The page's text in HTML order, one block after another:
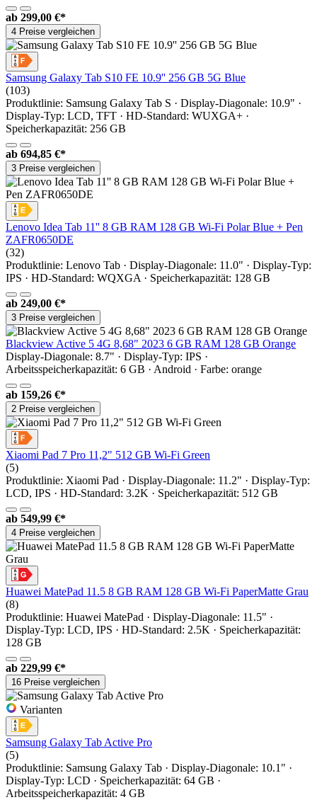
ab 299,00 €*
4 Preise vergleichen
Samsung Galaxy Tab S10 FE 10.9'' 256 GB 5G Blue
(103)
Produktlinie: Samsung Galaxy Tab S · Display-Diagonale: 10.9" ·
Display-Typ: LCD, TFT · HD-Standard: WUXGA+ ·
Speicherkapazität: 256 GB
ab 694,85 €*
3 Preise vergleichen
Lenovo Idea Tab 11'' 8 GB RAM 128 GB Wi-Fi Polar Blue + Pen
ZAFR0650DE
(32)
Produktlinie: Lenovo Tab · Display-Diagonale: 11.0" · Display-Typ:
IPS · HD-Standard: WQXGA · Speicherkapazität: 128 GB
ab 249,00 €*
3 Preise vergleichen
Blackview Active 5 4G 8,68" 2023 6 GB RAM 128 GB Orange
Display-Diagonale: 8.7" · Display-Typ: IPS ·
Arbeitsspeicherkapazität: 6 GB · Android · Farbe: orange
ab 159,26 €*
2 Preise vergleichen
Xiaomi Pad 7 Pro 11,2" 512 GB Wi-Fi Green
(5)
Produktlinie: Xiaomi Pad · Display-Diagonale: 11.2" · Display-Typ:
LCD, IPS · HD-Standard: 3.2K · Speicherkapazität: 512 GB
ab 549,99 €*
4 Preise vergleichen
Huawei MatePad 11.5 8 GB RAM 128 GB Wi-Fi PaperMatte Grau
(8)
Produktlinie: Huawei MatePad · Display-Diagonale: 11.5" ·
Display-Typ: LCD, IPS · HD-Standard: 2.5K · Speicherkapazität:
128 GB
ab 229,99 €*
16 Preise vergleichen
Varianten
Samsung Galaxy Tab Active Pro
(5)
Produktlinie: Samsung Galaxy Tab · Display-Diagonale: 10.1" ·
Display-Typ: LCD · Speicherkapazität: 64 GB ·
Arbeitsspeicherkapazität: 4 GB